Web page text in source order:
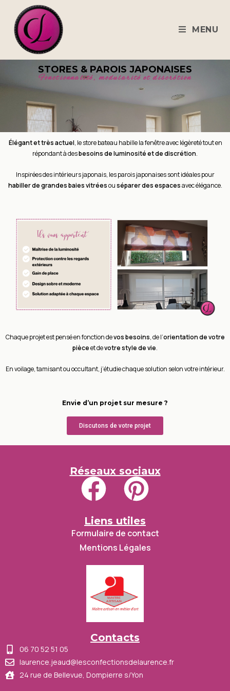
MENU
STORES & PAROIS JAPONAISES
Fonctionnalité, modularité et discrétion
Élégant et très actuel, le store bateau habille la fenêtre avec légèreté tout en
répondant à desbesoins deluminosité et de discrétion.
Inspirées des intérieurs japonais, les parois japonaises sont idéales pour
habiller de grandes baiesvitréesouséparer des espacesavec élégance.
Chaque projet est pensé en fonction devos besoins, de l’orientation de votre
pièceet devotrestyle de vie.
En voilage, tamisant ou occultant, j’étudie chaque solution selon votre intérieur.
Envie d’un projet sur mesure ?
Discutons de votre projet
Réseaux sociaux
Liens utiles
Formulaire de contact
Mentions Légales
Contacts
06 70 52 51 05
laurence.jeaud@lesconfectionsdelaurence.fr
24 rue de Bellevue, Dompierre s/Yon